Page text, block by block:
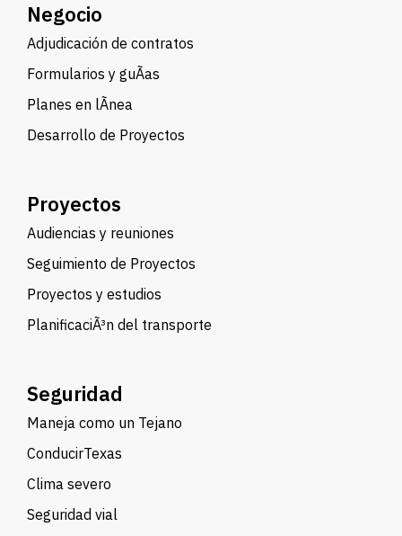
Negocio
Adjudicación de contratos
Formularios y guÃ­as
Planes en lÃ­nea
Desarrollo de Proyectos
Proyectos
Audiencias y reuniones
Seguimiento de Proyectos
Proyectos y estudios
PlanificaciÃ³n del transporte
Seguridad
Maneja como un Tejano
ConducirTexas
Clima severo
Seguridad vial